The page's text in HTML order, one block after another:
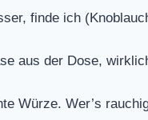
finde ich
aus der Dose,
Würze. Wer’s